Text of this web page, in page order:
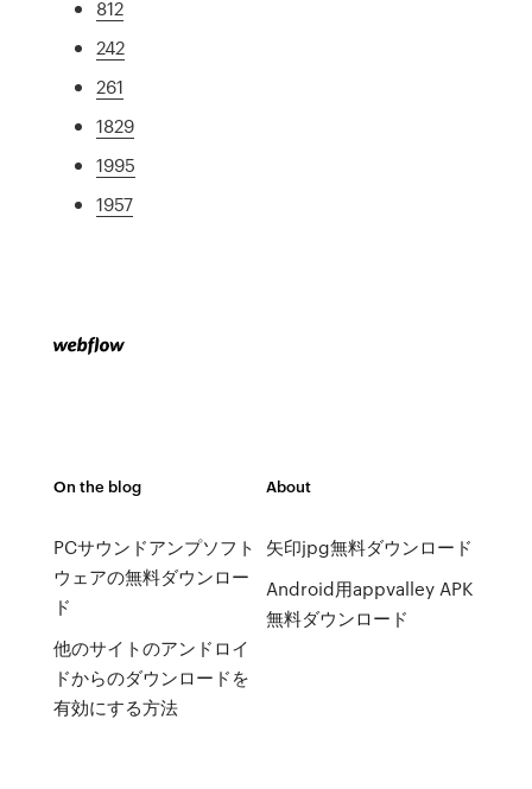
812
242
261
1829
1995
1957
On the blog
PCサウンドアンプソフト
ウェアの無料ダウンロー
ド
他のサイトのアンドロイ
ドからのダウンロードを
有効にする方法
About
矢印jpg無料ダウンロード
Android用appvalley APK
無料ダウンロード